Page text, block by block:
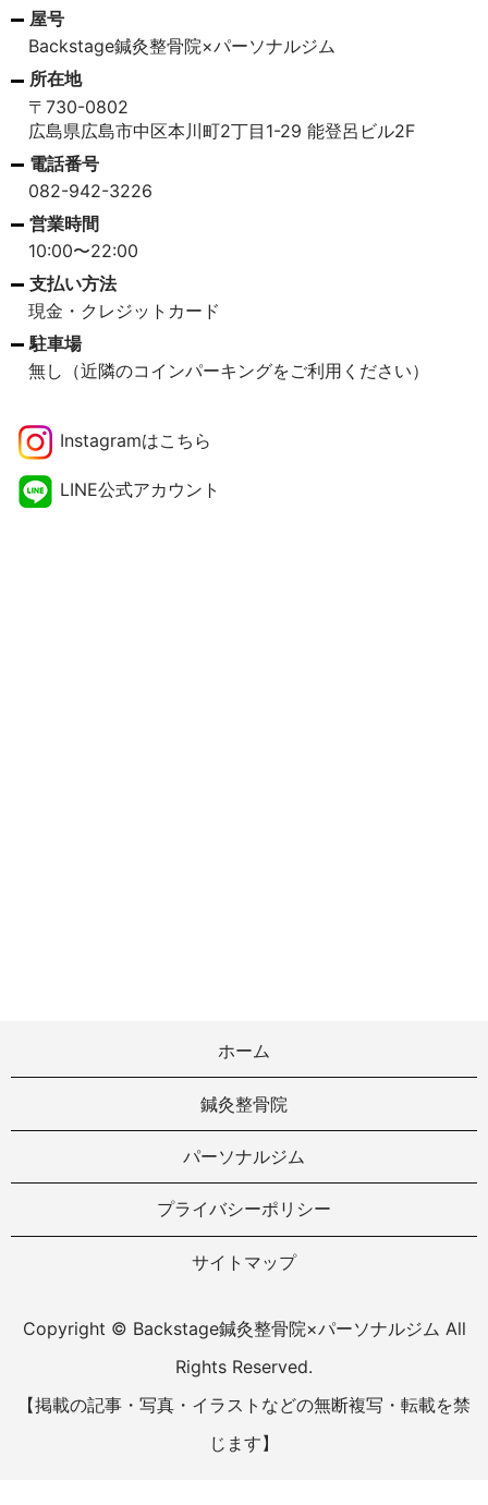
屋号
Backstage鍼灸整骨院×パーソナルジム
所在地
〒730-0802
広島県広島市中区本川町2丁目1-29 能登呂ビル2F
電話番号
082-942-3226
営業時間
10:00〜22:00
支払い方法
現金・クレジットカード
駐車場
無し（近隣のコインパーキングをご利用ください）
Instagramはこちら
LINE公式アカウント
ホーム
鍼灸整骨院
パーソナルジム
プライバシーポリシー
サイトマップ
Copyright © Backstage鍼灸整骨院×パーソナルジム All
Rights Reserved.
【掲載の記事・写真・イラストなどの無断複写・転載を禁
じます】